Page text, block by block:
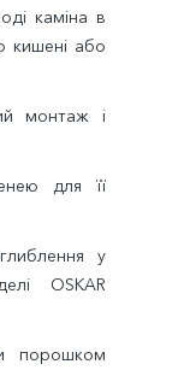
каміна в
кишені або
монтаж і
для її
у
OSKAR
порошком